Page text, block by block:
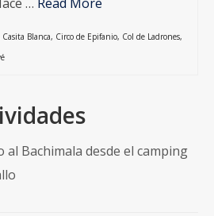
Casita Blanca, Circo de Epifanio, Col de Ladrones,
al Bachimala desde el camping